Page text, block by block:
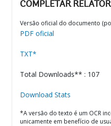
COMPLETAR
Versão oficial do documento
PDF oficial
TXT*
Total Downloads** : 107
Download Stats
*A versão do texto é um OCR
unicamente em benefício de